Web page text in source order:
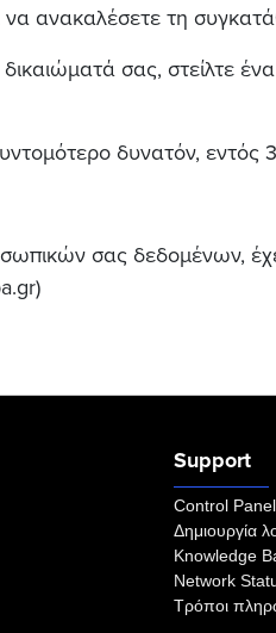
ανακαλέσετε τη
σας, στείλτε
δυνατόν, εντός
σας δεδομένων,
Support
Control Panel
Δημιουργία
Knowledge
Network
Τρόποι